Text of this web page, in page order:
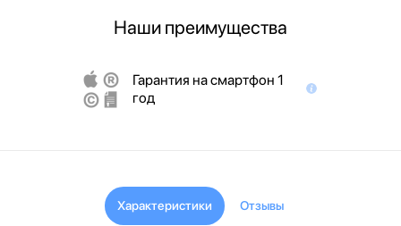
Наши преимущества
Гарантия на смартфон 1
год
Характеристики Отзывы